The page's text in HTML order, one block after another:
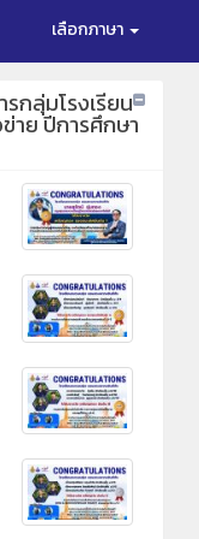
เลือกภาษา
กลุ่มโรงเรียน
าย ปีการศึกษา